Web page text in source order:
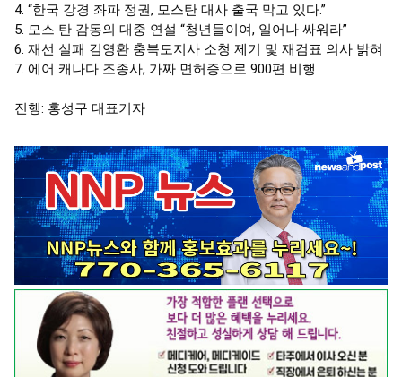
4. “한국 강경 좌파 정권, 모스탄 대사 출국 막고 있다.”
5. 모스 탄 감동의 대중 연설 “청년들이여, 일어나 싸워라”
6. 재선 실패 김영환 충북도지사 소청 제기 및 재검표 의사 밝혀
7. 에어 캐나다 조종사, 가짜 면허증으로 900편 비행